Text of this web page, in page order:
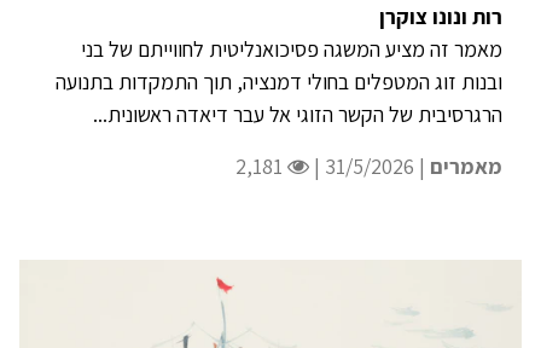
רות ונונו צוקרן
מאמר זה מציע המשגה פסיכואנליטית לחווייתם של בני
ובנות זוג המטפלים בחולי דמנציה, תוך התמקדות בתנועה
הרגרסיבית של הקשר הזוגי אל עבר דיאדה ראשונית...
מאמרים | 31/5/2026 |